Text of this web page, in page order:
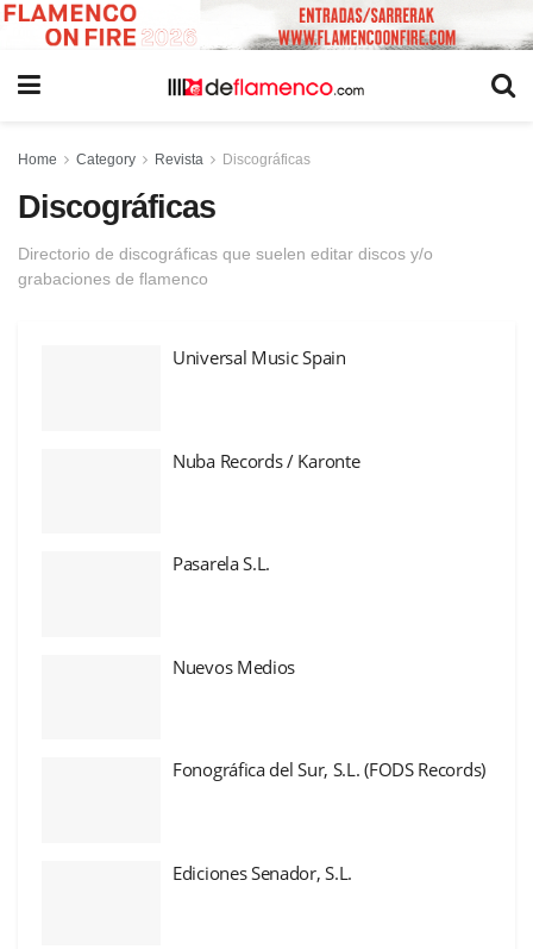
Home Category Revista Discográficas
Discográficas
Directorio de discográficas que suelen editar discos y/o
grabaciones de flamenco
Universal Music Spain
Nuba Records / Karonte
Pasarela S.L.
Nuevos Medios
Fonográfica del Sur, S.L. (FODS Records)
Ediciones Senador, S.L.